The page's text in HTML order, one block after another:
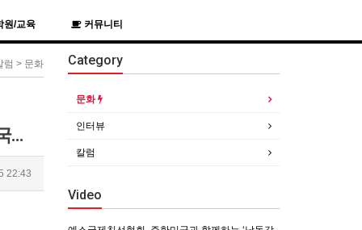
원/교육 커뮤니티
럼 > 문화
2017 DAC 소장작품전, 지역미술‘지난10년’ 전시전 21일 안동문화예술의전당 개최<한국유통신문.com>
22:43
Category
문화
인터뷰
칼럼
Video